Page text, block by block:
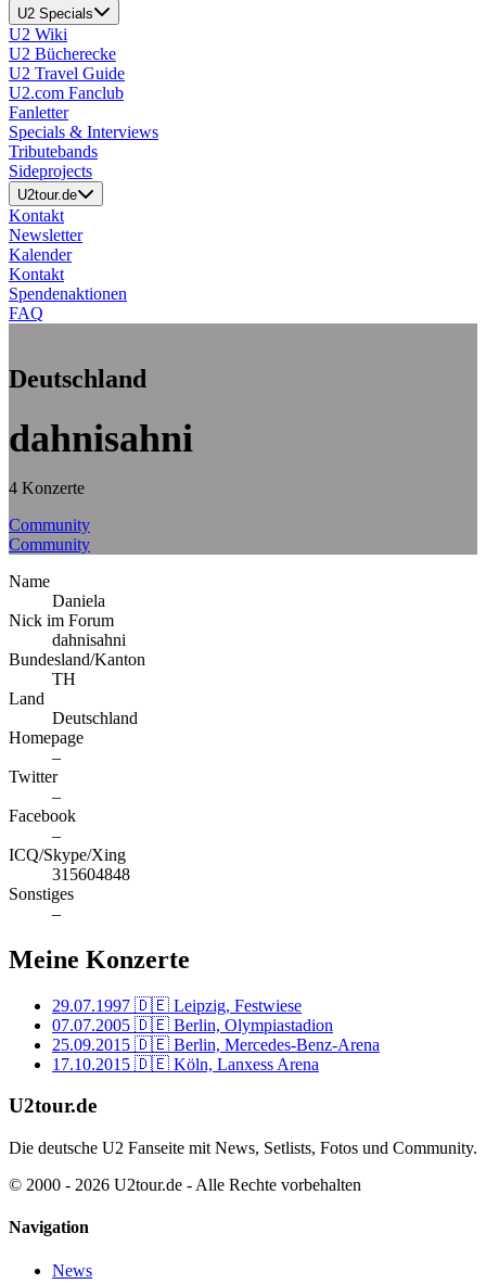
U2 Specials
U2 Wiki
U2 Bücherecke
U2 Travel Guide
U2.com Fanclub
Fanletter
Specials & Interviews
Tributebands
Sideprojects
U2tour.de
Kontakt
Newsletter
Kalender
Kontakt
Spendenaktionen
FAQ
Deutschland
dahnisahni
4 Konzerte
Community
Community
Name
Daniela
Nick im Forum
dahnisahni
Bundesland/Kanton
TH
Land
Deutschland
Homepage
–
Twitter
–
Facebook
–
ICQ/Skype/Xing
315604848
Sonstiges
–
Meine Konzerte
29.07.1997 🇩🇪 Leipzig, Festwiese
07.07.2005 🇩🇪 Berlin, Olympiastadion
25.09.2015 🇩🇪 Berlin, Mercedes-Benz-Arena
17.10.2015 🇩🇪 Köln, Lanxess Arena
U2tour.de
Die deutsche U2 Fanseite mit News, Setlists, Fotos und Community.
© 2000 - 2026 U2tour.de - Alle Rechte vorbehalten
Navigation
News